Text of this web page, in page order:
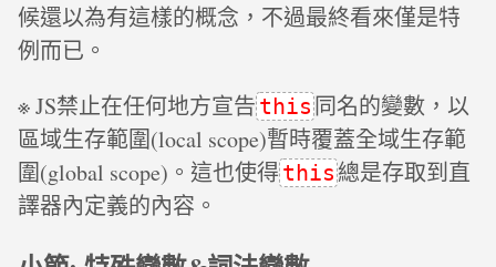
候還以為有這樣的概念，不過最終看來僅是特
例而已。
※ JS禁止在任何地方宣告 this 同名的變數，以
區域生存範圍(local scope)暫時覆蓋全域生存範
圍(global scope)。這也使得 this 總是存取到直
譯器內定義的內容。